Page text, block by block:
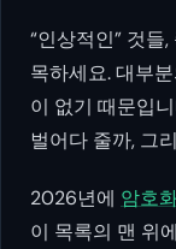
“인상적인” 것들
목하세요. 대부
이 없기 때문입
벌어다 줄까, 그
2026년에 암호
이 목록의 맨 위